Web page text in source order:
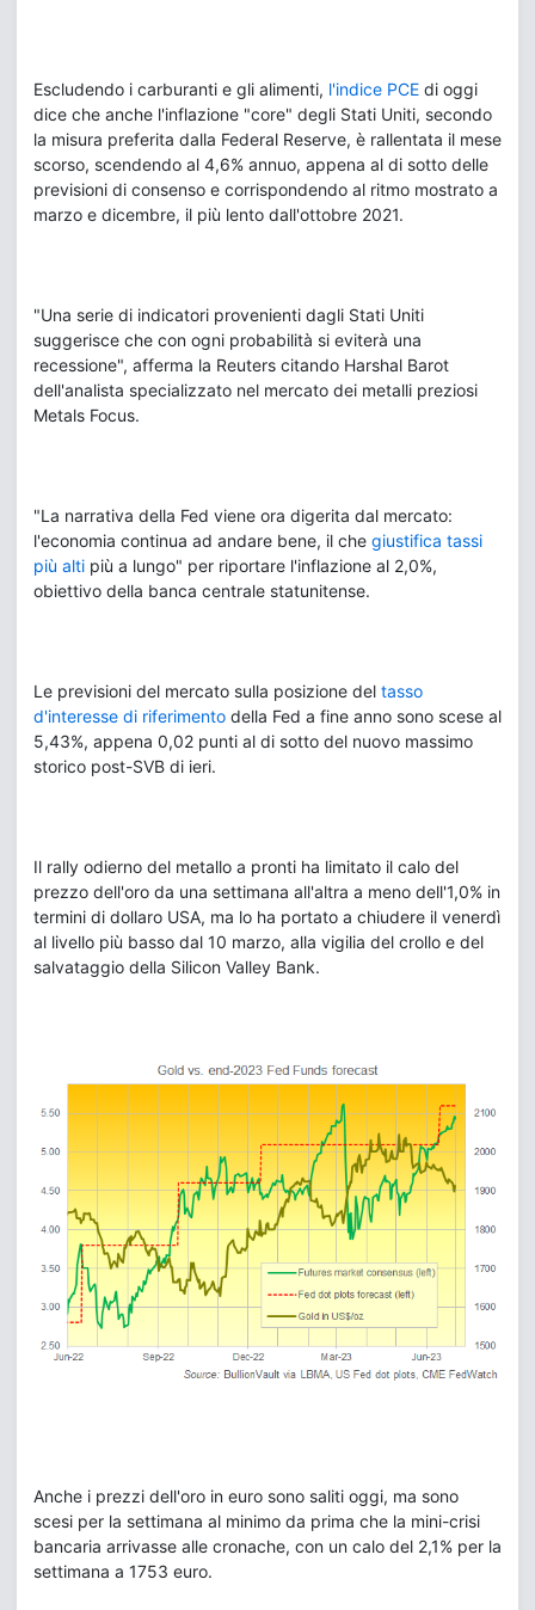
Escludendo i carburanti e gli alimenti, l'indice PCE di oggi
dice che anche l'inflazione "core" degli Stati Uniti, secondo
la misura preferita dalla Federal Reserve, è rallentata il mese
scorso, scendendo al 4,6% annuo, appena al di sotto delle
previsioni di consenso e corrispondendo al ritmo mostrato a
marzo e dicembre, il più lento dall'ottobre 2021.
"Una serie di indicatori provenienti dagli Stati Uniti
suggerisce che con ogni probabilità si eviterà una
recessione", afferma la Reuters citando Harshal Barot
dell'analista specializzato nel mercato dei metalli preziosi
Metals Focus.
"La narrativa della Fed viene ora digerita dal mercato:
l'economia continua ad andare bene, il che giustifica tassi
più alti più a lungo" per riportare l'inflazione al 2,0%,
obiettivo della banca centrale statunitense.
Le previsioni del mercato sulla posizione del tasso
d'interesse di riferimento della Fed a fine anno sono scese al
5,43%, appena 0,02 punti al di sotto del nuovo massimo
storico post-SVB di ieri.
Il rally odierno del metallo a pronti ha limitato il calo del
prezzo dell'oro da una settimana all'altra a meno dell'1,0% in
termini di dollaro USA, ma lo ha portato a chiudere il venerdì
al livello più basso dal 10 marzo, alla vigilia del crollo e del
salvataggio della Silicon Valley Bank.
Anche i prezzi dell'oro in euro sono saliti oggi, ma sono
scesi per la settimana al minimo da prima che la mini-crisi
bancaria arrivasse alle cronache, con un calo del 2,1% per la
settimana a 1753 euro.